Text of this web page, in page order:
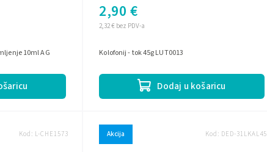
10ml AG
2,32 € bez PDV-a
2,90 €
Dodaj u košaricu
Kolofonij - tok 45g LUT0013
Kod: L-CHE1573 Akcija Kod: DED-31LKAL45